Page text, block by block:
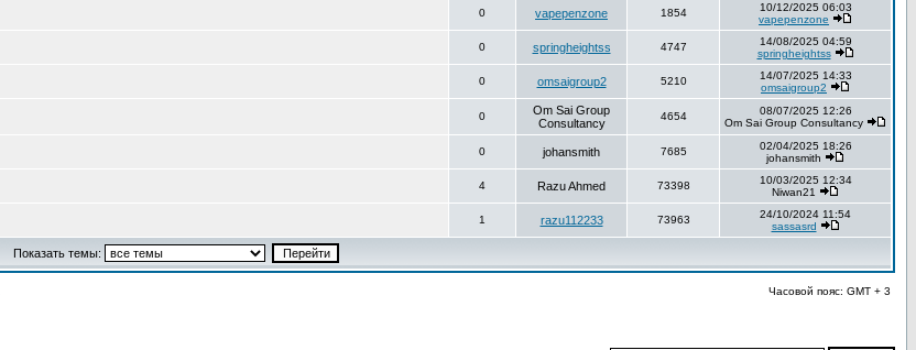
0 vapepenzone 1854
10/12/2025 06:03
vapepenzone
0 springheightss 4747
14/08/2025 04:59
springheightss
0 omsaigroup2 5210
14/07/2025 14:33
omsaigroup2
0
Om Sai Group
Consultancy
4654
08/07/2025 12:26
Om Sai Group Consultancy
0 johansmith 7685
02/04/2025 18:26
johansmith
4 Razu Ahmed 73398
10/03/2025 12:34
Niwan21
1 razu112233 73963
24/10/2024 11:54
sassasrd
Показать темы:
Часовой пояс: GMT + 3